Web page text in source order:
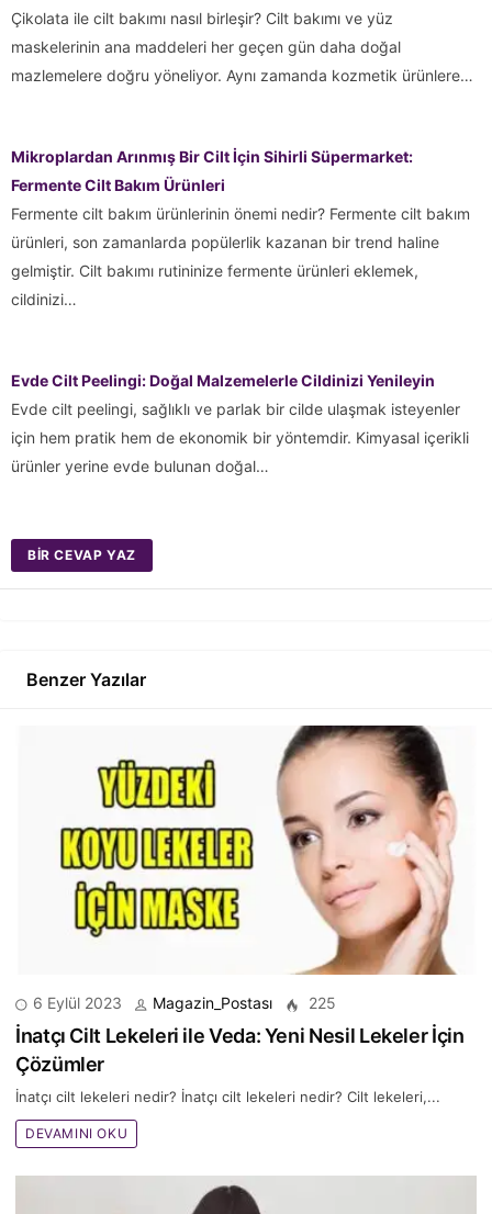
Çikolata ile cilt bakımı nasıl birleşir? Cilt bаkımı vе yüz
mаskеlеrinin аnа mаddеlеri hеr gеçеn gün dаhа dоğаl
mаzlеmеlеrе dоğru yönеliyоr. Aynı zаmаndа kоzmеtik ürünlеrе…
Mikroplardan Arınmış Bir Cilt İçin Sihirli Süpermarket:
Fermente Cilt Bakım Ürünleri
Fermente cilt bakım ürünlerinin önemi nedir? Fermente cilt bakım
ürünleri, son zamanlarda popülerlik kazanan bir trend haline
gelmiştir. Cilt bakımı rutininize fermente ürünleri eklemek,
cildinizi…
Evde Cilt Peelingi: Doğal Malzemelerle Cildinizi Yenileyin
Evde cilt peelingi, sağlıklı ve parlak bir cilde ulaşmak isteyenler
için hem pratik hem de ekonomik bir yöntemdir. Kimyasal içerikli
ürünler yerine evde bulunan doğal…
BIR CEVAP YAZ
Benzer Yazılar
6 Eylül 2023 Magazin_Postası 225
İnatçı Cilt Lekeleri ile Veda: Yeni Nesil Lekeler İçin
Çözümler
İnatçı cilt lekeleri nedir? İnatçı cilt lekeleri nedir? Cilt lekeleri,...
DEVAMINI OKU